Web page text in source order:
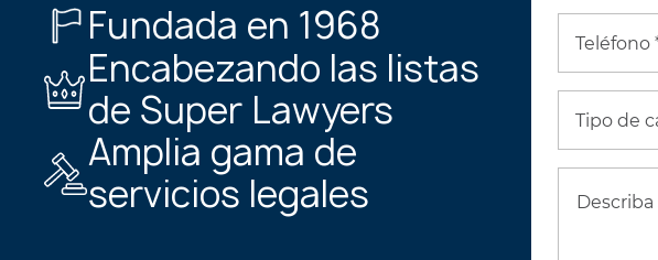
Fundada en 1968
Encabezando las listas
de Super Lawyers
Amplia gama de
servicios legales
Teléfono
Tipo de